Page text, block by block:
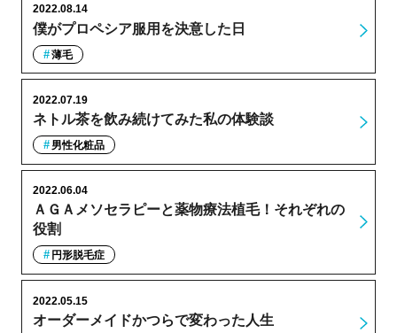
僕がプロペシア服用を決意した日
2022.08.14
薄毛
ネトル茶を飲み続けてみた私の体験談
2022.07.19
男性化粧品
ＡＧＡメソセラピーと薬物療法植毛！それぞれの
役割
2022.06.04
円形脱毛症
オーダーメイドかつらで変わった人生
2022.05.15